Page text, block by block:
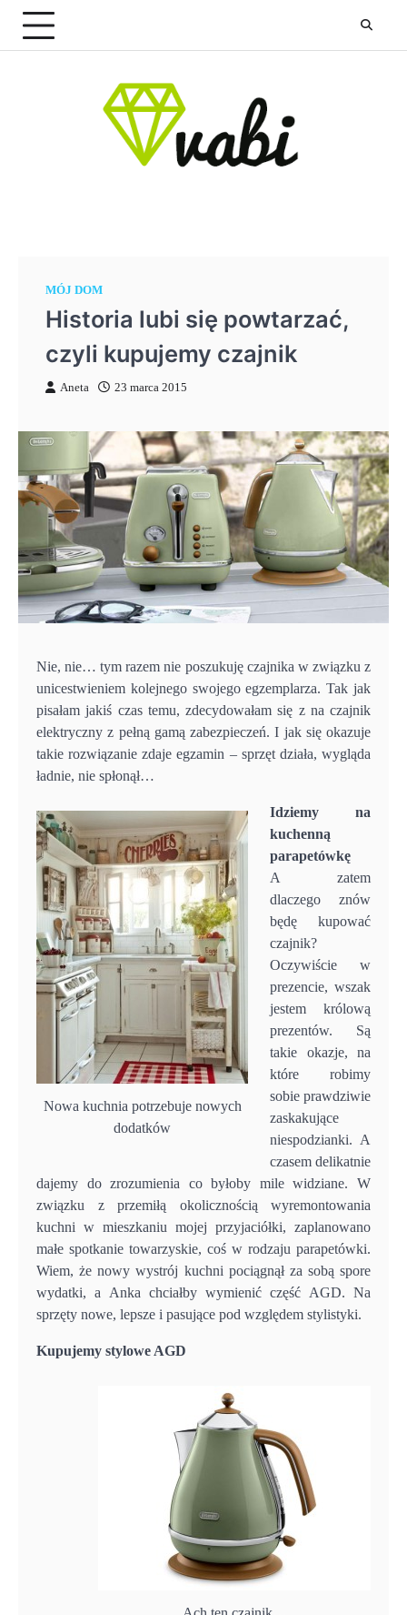
Skip
content
MÓJ DOM
Historia lubi się powtarzać,
czyli kupujemy czajnik
Aneta 23 marca 2015
Nie, nie… tym razem nie poszukuję czajnika w związku z
unicestwieniem kolejnego swojego egzemplarza. Tak jak
pisałam jakiś czas temu, zdecydowałam się z na czajnik
elektryczny z pełną gamą zabezpieczeń. I jak się okazuje
takie rozwiązanie zdaje egzamin – sprzęt działa, wygląda
ładnie, nie spłonął…
Nowa kuchnia potrzebuje nowych
dodatków
Idziemy na
kuchenną
parapetówkę
A zatem
dlaczego znów
będę kupować
czajnik?
Oczywiście w
prezencie, wszak
jestem królową
prezentów. Są
takie okazje, na
które robimy
sobie prawdziwie
zaskakujące
niespodzianki. A
czasem delikatnie
dajemy do zrozumienia co byłoby mile widziane. W
związku z przemiłą okolicznością wyremontowania
kuchni w mieszkaniu mojej przyjaciółki, zaplanowano
małe spotkanie towarzyskie, coś w rodzaju parapetówki.
Wiem, że nowy wystrój kuchni pociągnął za sobą spore
wydatki, a Anka chciałby wymienić część AGD. Na
sprzęty nowe, lepsze i pasujące pod względem stylistyki.
Kupujemy stylowe AGD